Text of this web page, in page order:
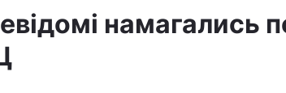
намагались